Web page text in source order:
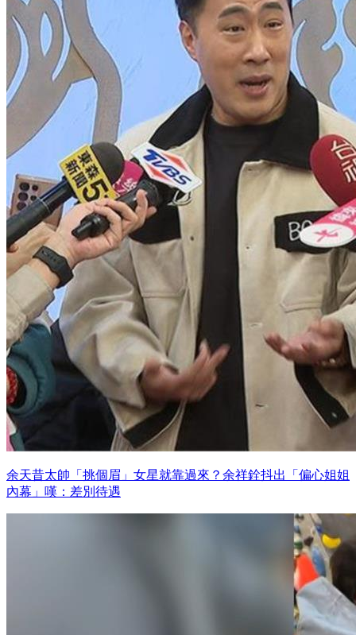
余天昔太帥「挑個眉」女星就靠過來？余祥銓抖出「偏心姐姐
內幕」嘆：差別待遇